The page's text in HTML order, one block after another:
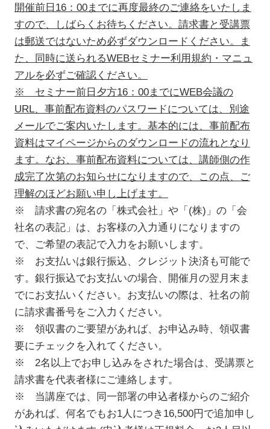
開催前日16：00までに再度最終のご連絡をいたしま
すので、しばらくお待ちください。請求書と受講票
は郵送ではないため必ずダウンロードください。ま
た、同時に送られるWEBセミナー利用規約・マニュ
アルを必ずご確認ください。
※ セミナー前日夕方16：00までにWEB会議の
URL、事前配布資料のパスワードについては、別途
メールでご案内いたします。基本的には、事前配布
資料はマイページからのダウンロードの流れとなり
ます。なお、事前配布資料については、講師側の作
成完了次第のお知らせになりますので、この点、ご
理解のほどお願い申し上げます。
※ 請求書の宛名の「株式会社」や「(株)」の「会
社名の表記」は、お客様の入力通りになりますの
で、ご希望の表記で入力をお願いします。
※ お支払いは銀行振込、クレジット決済も可能で
す。銀行振込でお支払いの場合、開催月の翌月末ま
でにお支払いください。お支払いの際は、社名の前
に請求書番号をご入力ください。
※ 領収書のご要望があれば、お申込み時、領収書
要にチェックを入れてください。
※ 2名以上でお申し込みをされた場合は、受講票と
請求書を代表者様にご連絡します。
※ 当講座では、同一部署の申込者様からのご紹介
があれば、何名でもお1人につき16,500円で追加申し